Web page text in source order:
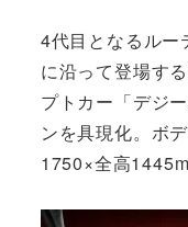
4代目となるルー
に沿って登場す
プトカー「デジ
ンを具現化。ボ
1750×全高